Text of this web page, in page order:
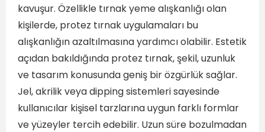
kavuşur. Özellikle tırnak yeme alışkanlığı olan
kişilerde, protez tırnak uygulamaları bu
alışkanlığın azaltılmasına yardımcı olabilir. Estetik
açıdan bakıldığında protez tırnak, şekil, uzunluk
ve tasarım konusunda geniş bir özgürlük sağlar.
Jel, akrilik veya dipping sistemleri sayesinde
kullanıcılar kişisel tarzlarına uygun farklı formlar
ve yüzeyler tercih edebilir. Uzun süre bozulmadan